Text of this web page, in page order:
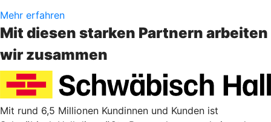
Mehr erfahren
Mit diesen starken Partnern arbeiten
wir zusammen
Mit rund 6,5 Millionen Kundinnen und Kunden ist